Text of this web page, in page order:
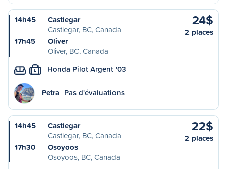
14h45
Castlegar
Castlegar, BC, Canada
17h45
Oliver
Oliver, BC, Canada
24$
2 places
L Honda Pilot Argent '03
Petra Pas d'évaluations
14h45
Castlegar
Castlegar, BC, Canada
17h30
Osoyoos
Osoyoos, BC, Canada
22$
2 places